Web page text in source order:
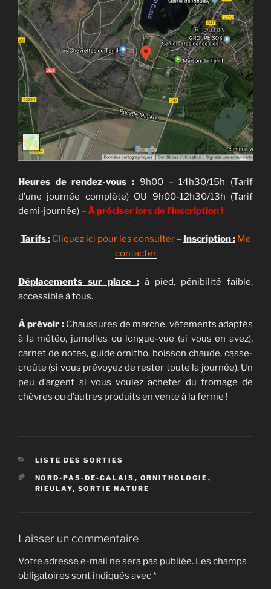
Heures de rendez-vous : 9h00 – 14h30/15h (Tarif
d’une journée complète) OU 9h00-12h30/13h (Tarif
demi-journée) –À préciser lors de l’inscription !
Tarifs : Cliquez ici pour les consulter – Inscription : Me
contacter
Déplacements sur place : à pied, pénibilité faible,
accessible à tous.
À prévoir :Chaussures de marche, vêtements adaptés
à la météo, jumelles ou longue-vue (si vous en avez),
carnet de notes, guide ornitho, boisson chaude, casse-
croûte (si vous prévoyez de rester toute la journée). Un
peu d’argent si vous voulez acheter du fromage de
chèvres ou d’autres produits en vente à la ferme !
CATÉGORIES
LISTE DES SORTIES
ÉTIQUETTES
NORD-PAS-DE-CALAIS , ORNITHOLOGIE ,
RIEULAY, SORTIE NATURE
Laisser un commentaire
Votre adresse e-mail ne sera pas publiée. Les champs
obligatoires sont indiqués avec*